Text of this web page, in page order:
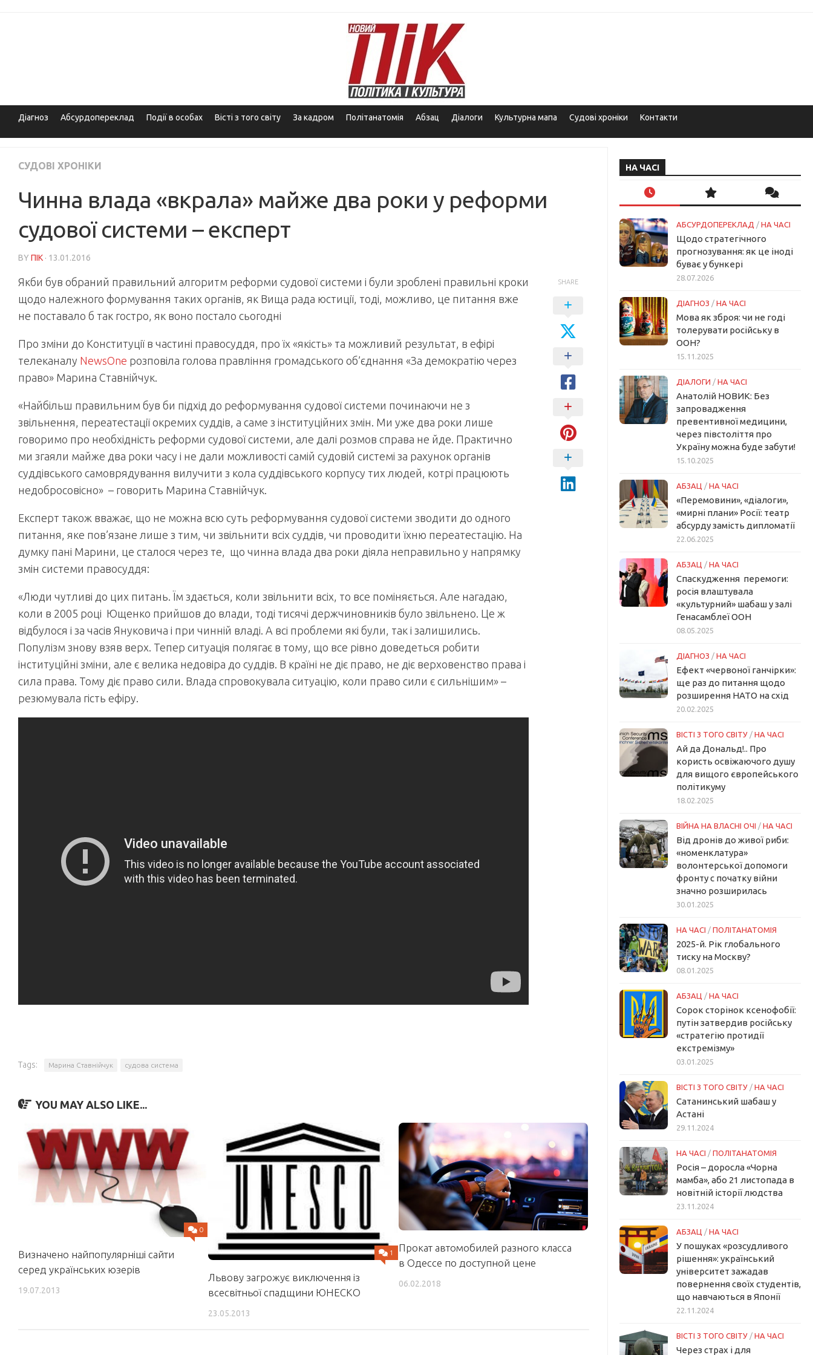
Діагноз Абсурдопереклад Події в особах Вісті з того світу За кадром Політанатомія Абзац Діалоги Культурна мапа Судові хроніки Контакти
СУДОВІ ХРОНІКИ
Чинна влада «вкрала» майже два роки у реформи
судової системи – експерт
BY ПІК · 13.01.2016
Якби був обраний правильний алгоритм реформи судової системи і були зроблені правильні кроки
щодо належного формування таких органів, як Вища рада юстиції, тоді, можливо, це питання вже
не поставало б так гостро, як воно постало сьогодні
Про зміни до Конституції в частині правосуддя, про їх «якість» та можливий результат, в ефірі
телеканалу NewsOne розповіла голова правління громадського об’єднання «За демократію через
право» Марина Ставнійчук.
«Найбільш правильним був би підхід до реформування судової системи починаючи не з
звільнення, переатестації окремих суддів, а саме з інституційних змін. Ми уже два роки лише
говоримо про необхідність реформи судової системи, але далі розмов справа не йде. Практично
ми згаяли майже два роки часу і не дали можливості самій судовій системі за рахунок органів
суддівського самоврядування вилучити з кола суддівського корпусу тих людей, котрі працюють
недобросовісно» – говорить Марина Ставнійчук.
Експерт також вважає, що не можна всю суть реформування судової системи зводити до одного
питання, яке пов’язане лише з тим, чи звільнити всіх суддів, чи проводити їхню переатестацію. На
думку пані Марини, це сталося через те, що чинна влада два роки діяла неправильно у напрямку
змін системи правосуддя:
«Люди чутливі до цих питань. Їм здається, коли звільнити всіх, то все поміняється. Але нагадаю,
коли в 2005 році Ющенко прийшов до влади, тоді тисячі держчиновників було звільнено. Це ж
відбулося і за часів Януковича і при чинній владі. А всі проблеми які були, так і залишились.
Популізм знову взяв верх. Тепер ситуація полягає в тому, що все рівно доведеться робити
інституційні зміни, але є велика недовіра до суддів. В країні не діє право, не діє верховенство права і
сила права. Тому діє право сили. Влада спровокувала ситуацію, коли право сили є сильнішим» –
резюмувала гість ефіру.
SHARE
Tags: Марина Ставнійчук судова система
YOU MAY ALSO LIKE...
0
Визначено найпопулярніші сайти
серед українських юзерів
19.07.2013
1
Львову загрожує виключення із
всесвітньої спадщини ЮНЕСКО
23.05.2013
Прокат автомобилей разного класса
в Одессе по доступной цене
06.02.2018
НА ЧАСІ
АБСУРДОПЕРЕКЛАД / НА ЧАСІ
Щодо стратегічного
прогнозування: як це іноді
буває у бункері
28.07.2026
ДІАГНОЗ / НА ЧАСІ
Мова як зброя: чи не годі
толерувати російську в
ООН?
15.11.2025
ДІАЛОГИ / НА ЧАСІ
Анатолій НОВИК: Без
запровадження
превентивної медицини,
через півстоліття про
Україну можна буде забути!
15.10.2025
АБЗАЦ / НА ЧАСІ
«Перемовини», «діалоги»,
«мирні плани» Росії: театр
абсурду замість дипломатії
22.06.2025
АБЗАЦ / НА ЧАСІ
Спаскудження перемоги:
росія влаштувала
«культурний» шабаш у залі
Генасамблеї ООН
08.05.2025
ДІАГНОЗ / НА ЧАСІ
Ефект «червоної ганчірки»:
ще раз до питання щодо
розширення НАТО на схід
20.02.2025
ВІСТІ З ТОГО СВІТУ / НА ЧАСІ
Ай да Дональд!.. Про
користь освіжаючого душу
для вищого європейського
політикуму
18.02.2025
ВІЙНА НА ВЛАСНІ ОЧІ / НА ЧАСІ
Від дронів до живої риби:
«номенклатура»
волонтерської допомоги
фронту с початку війни
значно розширилась
30.01.2025
НА ЧАСІ / ПОЛІТАНАТОМІЯ
2025-й. Рік глобального
тиску на Москву?
08.01.2025
АБЗАЦ / НА ЧАСІ
Сорок сторінок ксенофобії:
путін затвердив російську
«стратегію протидії
екстремізму»
03.01.2025
ВІСТІ З ТОГО СВІТУ / НА ЧАСІ
Сатанинський шабаш у
Астані
29.11.2024
НА ЧАСІ / ПОЛІТАНАТОМІЯ
Росія – доросла «Чорна
мамба», або 21 листопада в
новітній історії людства
23.11.2024
АБЗАЦ / НА ЧАСІ
У пошуках «розсудливого
рішення»: український
університет зажадав
повернення своїх студентів,
що навчаються в Японії
22.11.2024
ВІСТІ З ТОГО СВІТУ / НА ЧАСІ
Через страх і для